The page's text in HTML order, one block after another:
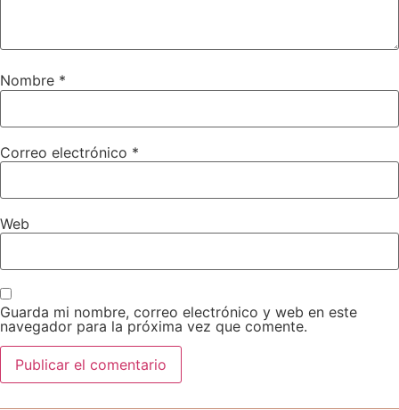
Nombre *
Correo electrónico *
Web
Guarda mi nombre, correo electrónico y web en este
navegador para la próxima vez que comente.